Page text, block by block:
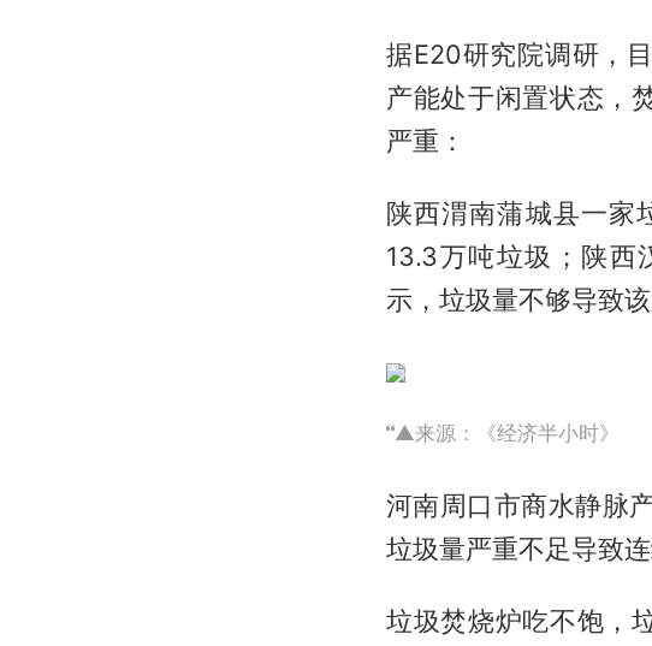
据E20研究院调研，
产能处于闲置状态，
严重：
陕西渭南蒲城县一家
13.3万吨垃圾；陕西
示，垃圾量不够导致
▲来源：《经济半小时》
河南周口市商水静脉
垃圾量严重不足导致
垃圾焚烧炉吃不饱，